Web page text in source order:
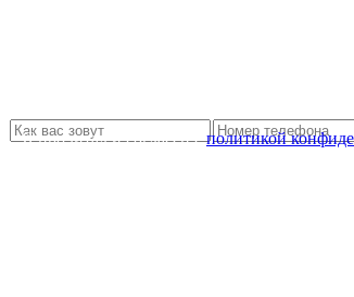
Я прочитал и согласен сполитикой